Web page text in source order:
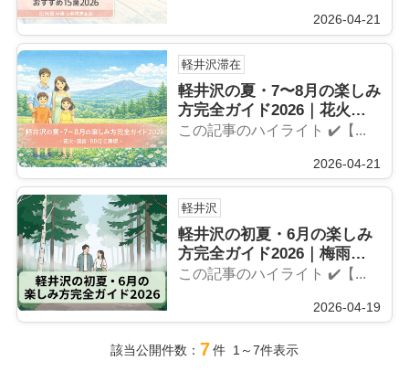
2026-04-21
軽井沢滞在
軽井沢の夏・7〜8月の楽しみ
方完全ガイド2026｜花火・
避暑・BBQで満喫
この記事のハイライト ✔️【...
2026-04-21
軽井沢
軽井沢の初夏・6月の楽しみ
方完全ガイド2026｜梅雨で
も快適に楽しむ方法
この記事のハイライト ✔️【...
2026-04-19
該当公開件数： 7件 1～7件表示